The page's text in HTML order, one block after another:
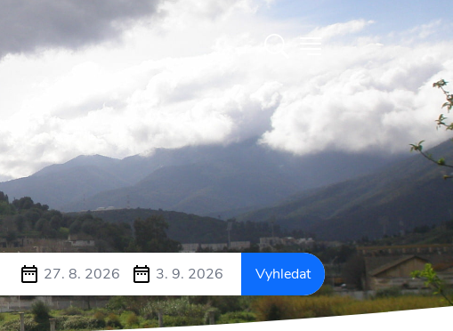
27. 8. 2026 3. 9. 2026 Vyhledat